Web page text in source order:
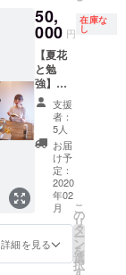
ただき
ます！
お選び
いただ
けま
す。
モーニ
ング・
ラン
チ・
ディ
ナーの
中から
お選び
いただ
けま
す。 備
考欄
に、記
50,
000 円
在庫な
し
【夏花
と勉
強】
コース
囲碁サ
ロン・
そば打
ち・陶
芸・図
書館・
しいた
けセン
ターの
中から
お選び
下さい
支援
者：
5人
お届
け予
定：
2020
年02
月
詳細を見る
こ
の
リ
タ
ー
ン
を
選
択